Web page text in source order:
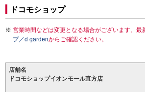
ドコモショップ
営業時間などは変更となる場合がございます。最
プ／d gardenからご確認ください。
店舗名
ドコモショップイオンモール直方店